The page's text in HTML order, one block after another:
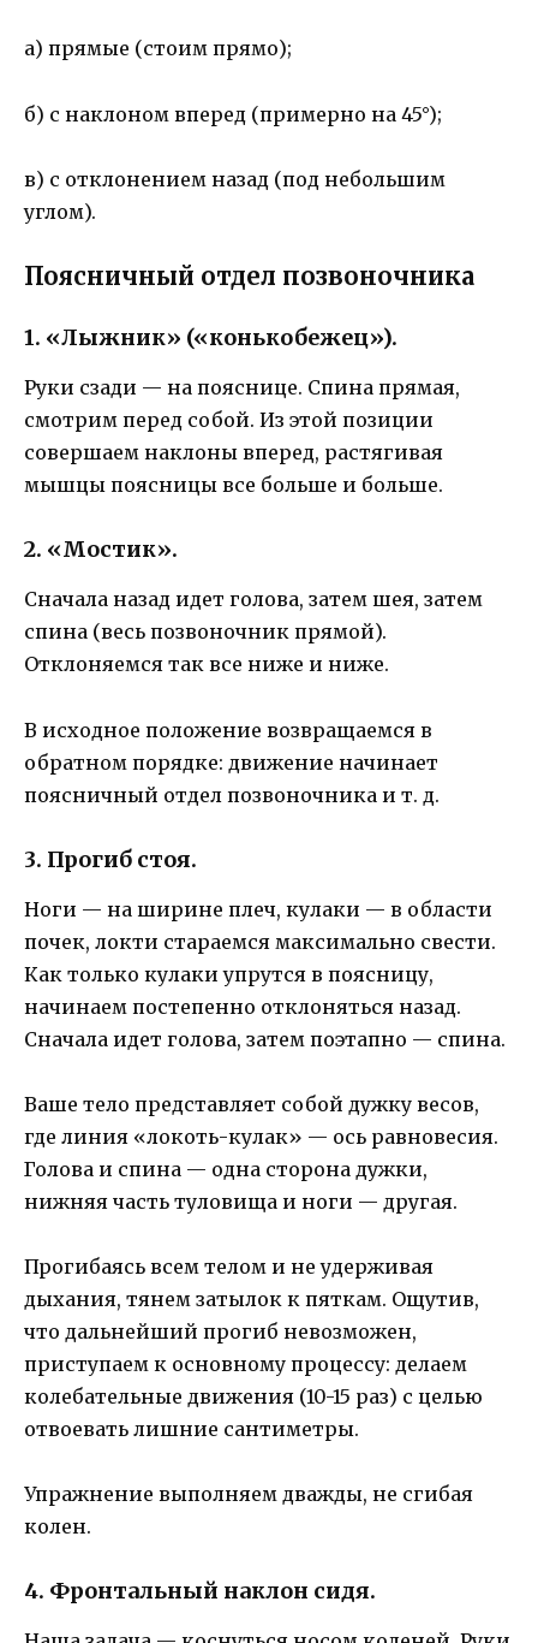
а) прямые (стоим прямо);
б) с наклоном вперед (примерно на 45°);
в) с отклонением назад (под небольшим
углом).
Поясничный отдел позвоночника
1. «Лыжник» («конькобежец»).
Руки сзади — на пояснице. Спина прямая,
смотрим перед собой. Из этой позиции
совершаем наклоны вперед, растягивая
мышцы поясницы все больше и больше.
2. «Мостик».
Сначала назад идет голова, затем шея, затем
спина (весь позвоночник прямой).
Отклоняемся так все ниже и ниже.
В исходное положение возвращаемся в
обратном порядке: движение начинает
поясничный отдел позвоночника и т. д.
3. Прогиб стоя.
Ноги — на ширине плеч, кулаки — в области
почек, локти стараемся максимально свести.
Как только кулаки упрутся в поясницу,
начинаем постепенно отклоняться назад.
Сначала идет голова, затем поэтапно — спина.
Ваше тело представляет собой дужку весов,
где линия «локоть-кулак» — ось равновесия.
Голова и спина — одна сторона дужки,
нижняя часть туловища и ноги — другая.
Прогибаясь всем телом и не удерживая
дыхания, тянем затылок к пяткам. Ощутив,
что дальнейший прогиб невозможен,
приступаем к основному процессу: делаем
колебательные движения (10-15 раз) с целью
отвоевать лишние сантиметры.
Упражнение выполняем дважды, не сгибая
колен.
4. Фронтальный наклон сидя.